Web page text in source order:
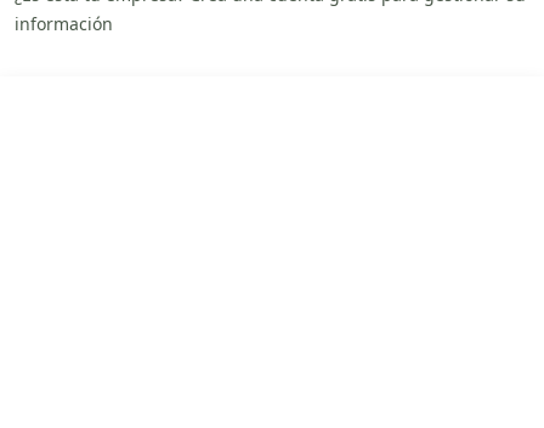
información